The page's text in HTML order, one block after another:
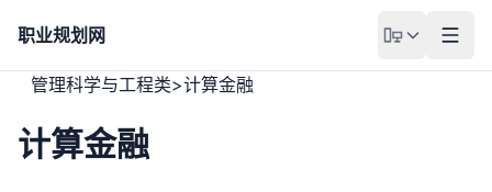
职业规划网
管理科学与工程类>计算金融
计算金融